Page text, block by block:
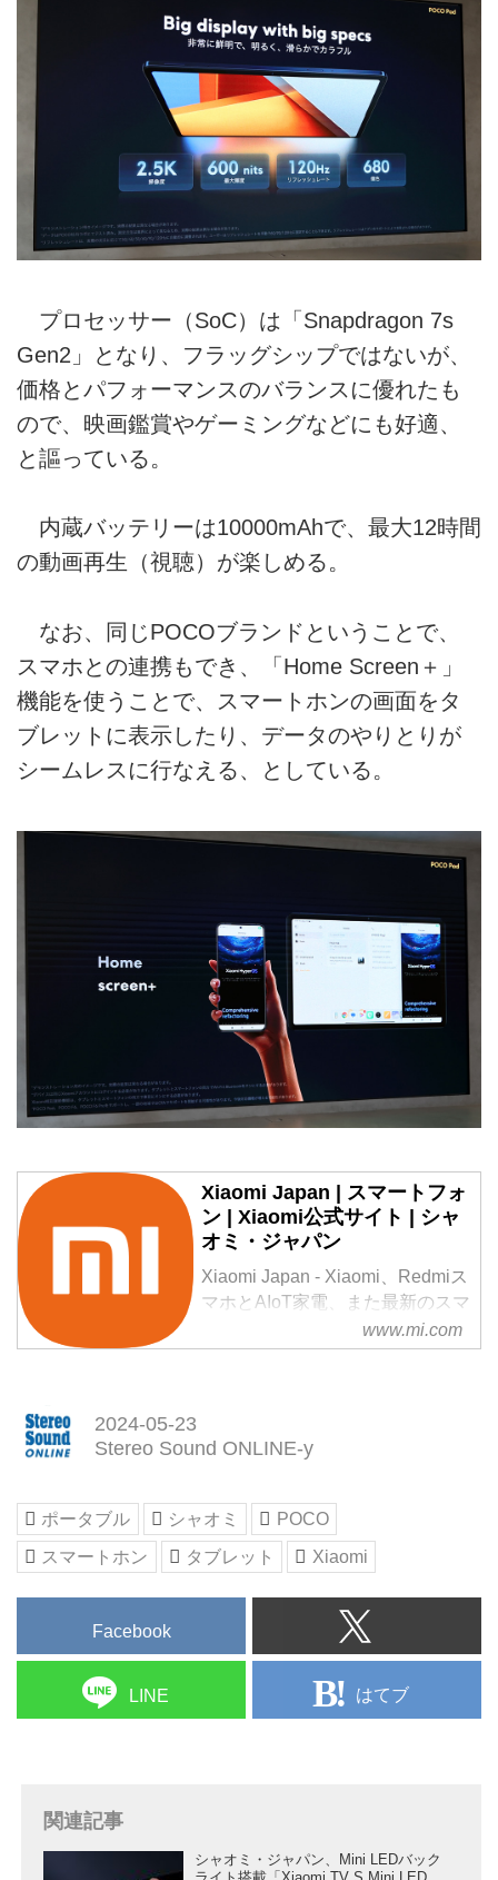
プロセッサー（SoC）は「Snapdragon 7s
Gen2」となり、フラッグシップではないが、
価格とパフォーマンスのバランスに優れたも
ので、映画鑑賞やゲーミングなどにも好適、
と謳っている。
内蔵バッテリーは10000mAhで、最大12時間
の動画再生（視聴）が楽しめる。
なお、同じPOCOブランドということで、
スマホとの連携もでき、「Home Screen＋」
機能を使うことで、スマートホンの画面をタ
ブレットに表示したり、データのやりとりが
シームレスに行なえる、としている。
Xiaomi Japan | スマートフォ
ン | Xiaomi公式サイト | シャ
オミ・ジャパン
Xiaomi Japan - Xiaomi、Redmiス
マホとAIoT家電、また最新のスマ
ートバンド・ウォッチを買い上げ
るのに役立ちます。Xiaomi 12T
ご覧ください
www.mi.com
2024-05-23
Stereo Sound ONLINE-y
ポータブル シャオミ
POCO
スマートホン
タブレット Xiaomi
Facebook
LINE はてブ
関連記事
シャオミ・ジャパン、Mini LEDバック